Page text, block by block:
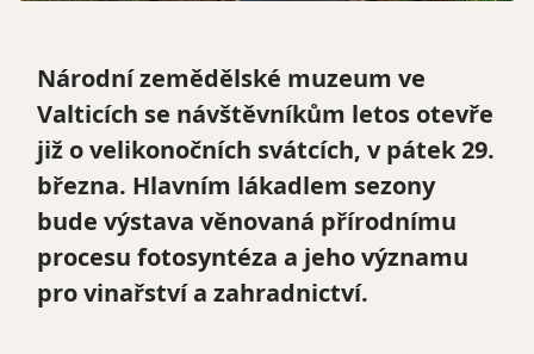
Národní zemědělské muzeum ve
Valticích se návštěvníkům letos otevře
již o velikonočních svátcích, v pátek 29.
března. Hlavním lákadlem sezony
bude výstava věnovaná přírodnímu
procesu fotosyntéza a jeho významu
pro vinařství a zahradnictví.